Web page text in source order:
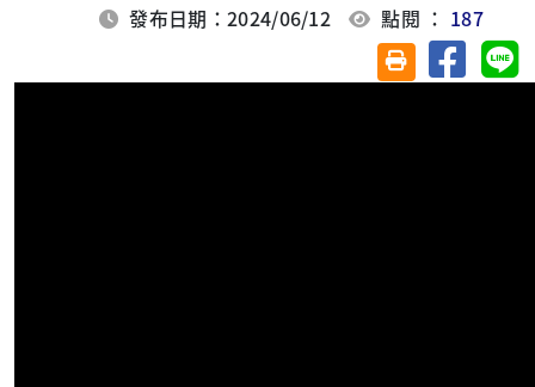
發布日期：2024/06/12 點閱 ： 187
友善列印(另開視
分享至